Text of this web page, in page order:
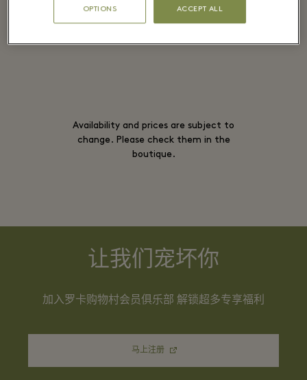
Availability and prices are subject to
change. Please check them in the
boutique.
让我们宠坏你
加入罗卡购物村会员俱乐部 解锁超多专享福利
马上注册
OPTIONS ACCEPT ALL